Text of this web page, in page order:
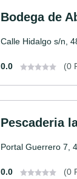
Bodega de
Calle Hidalgo s/n,
0.0 (0
Pescaderia
Portal Guerrero 7,
0.0 (0